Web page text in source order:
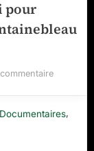
pour
sur
votre
,